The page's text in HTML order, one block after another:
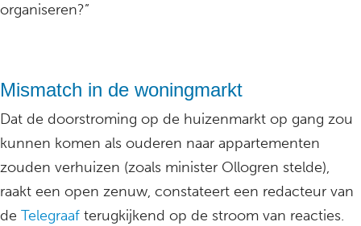
organiseren?”
Mismatch in de woningmarkt
Dat de doorstroming op de huizenmarkt op gang zou
kunnen komen als ouderen naar appartementen
zouden verhuizen (zoals minister Ollogren stelde),
raakt een open zenuw, constateert een redacteur van
de Telegraaf terugkijkend op de stroom van reacties.